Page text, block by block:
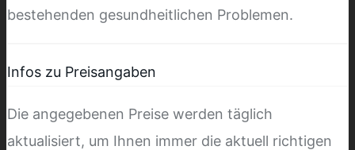
bestehenden gesundheitlichen Problemen.
Infos zu Preisangaben
Die angegebenen Preise werden täglich
aktualisiert, um Ihnen immer die aktuell richtigen